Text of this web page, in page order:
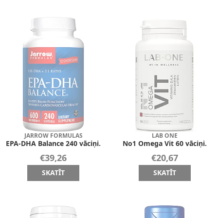
JARROW FORMULAS
EPA-DHA Balance 240 vāciņi.
€39,26
SKATĪT
LAB ONE
No1 Omega Vit 60 vāciņi.
€20,67
SKATĪT